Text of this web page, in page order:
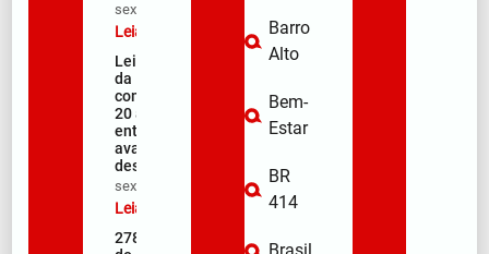
sex/08/2026
Leia mais »
Lei Maria
da Penha
completa
20 anos
entre
avanços e
desafios
sex/08/2026
Leia mais »
278ª Romaria
Barro
Alto
Bem-
Estar
BR
414